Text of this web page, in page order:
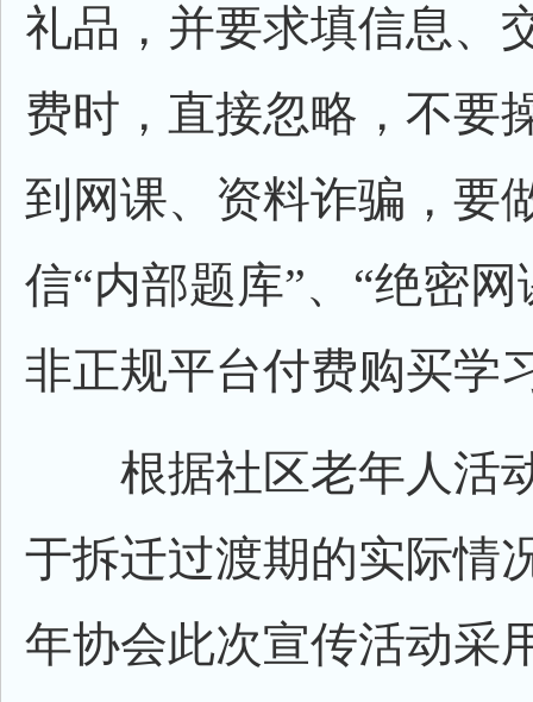
礼品，并要求填信息、
费时，直接忽略，不要
到网课、资料诈骗，要
信“内部题库”、“绝密
非正规平台付费购买学
根据社区老年人活
于拆迁过渡期的实际情
年协会此次宣传活动采